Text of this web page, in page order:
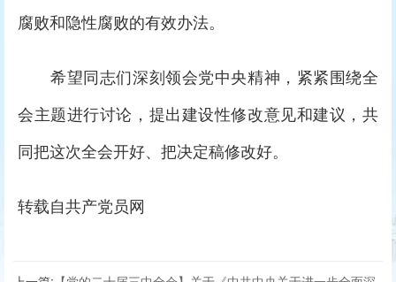
腐败和隐性腐败的有效办法。
希望同志们深刻领会党中央精神，紧紧围绕全
会主题进行讨论，提出建设性修改意见和建议，共
同把这次全会开好、把决定稿修改好。
转载自共产党员网